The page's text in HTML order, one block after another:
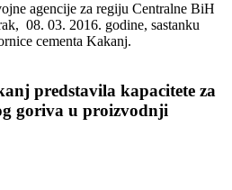
agencije za regiju Centralne BiH
08. 03. 2016. godine, sastanku
cementa Kakanj.
predstavila kapacitete za
goriva u proizvodnji